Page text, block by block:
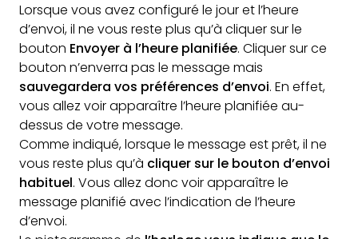
Lorsque vous avez configuré le jour et l’heure
d’envoi, il ne vous reste plus qu’à cliquer sur le
bouton Envoyer à l’heure planifiée. Cliquer sur ce
bouton n’enverra pas le message mais
sauvegardera vos préférences d’envoi. En effet,
vous allez voir apparaître l’heure planifiée au-
dessus de votre message.
Comme indiqué, lorsque le message est prêt, il ne
vous reste plus qu’à cliquer sur le bouton d’envoi
habituel. Vous allez donc voir apparaître le
message planifié avec l’indication de l’heure
d’envoi.